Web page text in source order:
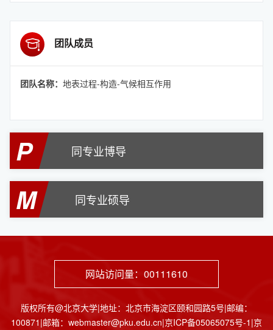
团队成员
团队名称： 地表过程-构造-气候相互作用
P 同专业博导
M 同专业硕导
网站访问量： 00111610
版权所有@北京大学|地址：北京市海淀区颐和园路5号|邮编：
100871|邮箱：webmaster@pku.edu.cn|京ICP备05065075号-1|京